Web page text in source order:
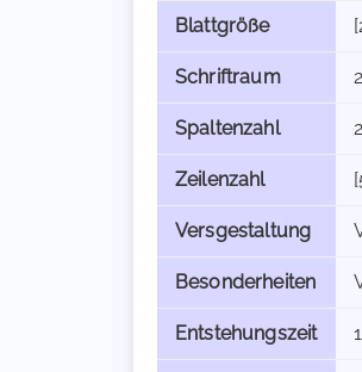
Blattgröße
Schriftraum
Spaltenzahl 2
Zeilenzahl
Versgestaltung
Besonderheiten
Entstehungszeit